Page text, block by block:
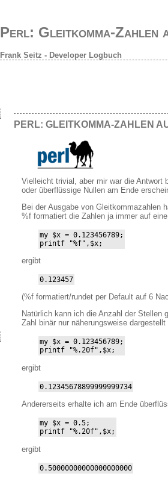
Perl: Gleitkomma-Zahlen
Frank Seitz - Developer Logbuch
PERL: GLEITKOMMA-ZAHLEN
Vielleicht trivial, aber mir war die Antwort
oder überflüssige Nullen am Ende
Bei der Ausgabe von Gleitkommazahlen
%f formatiert die Zahlen ja immer auf
my $x = 0.123456789;
printf "%f",$x;
ergibt
0.123457
(%f formatiert/rundet per Default auf 6
Natürlich kann ich die Anzahl der Stellen
Zahl binär nur näherungsweise
my $x = 0.123456789;
printf "%.20f",$x;
ergibt
0.12345678899999999734
Andererseits erhalte ich am Ende
my $x = 0.5;
printf "%.20f",$x;
ergibt
0.50000000000000000000